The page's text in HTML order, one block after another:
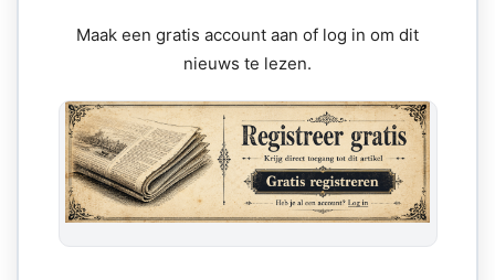
Maak een gratis account aan of log in om dit
nieuws te lezen.